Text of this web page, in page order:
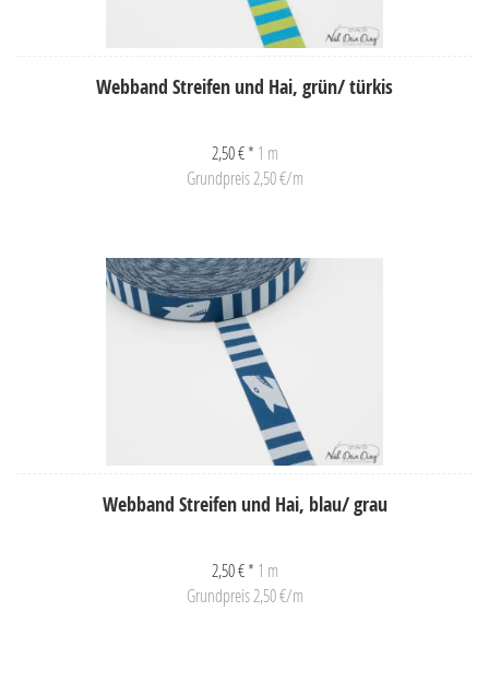
Webband Streifen und Hai, grün/ türkis
2,50 € * 1 m
Grundpreis 2,50 €/m
Webband Streifen und Hai, blau/ grau
2,50 € * 1 m
Grundpreis 2,50 €/m